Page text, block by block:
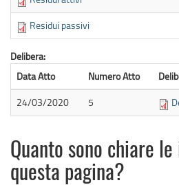
Residui passivi
Delibera:
Data Atto
Numero Atto
24/03/2020
5
Quanto sono chiare
questa pagina?